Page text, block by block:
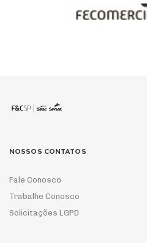
NOSSOS CONTATOS
Fale Conosco
Trabalhe Conosco
Solicitações LGPD